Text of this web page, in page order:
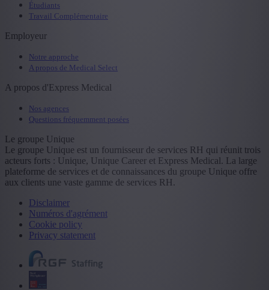
Étudiants
Travail Complémentaire
Employeur
Notre approche
A propos de Medical Select
A propos d'Express Medical
Nos agences
Questions fréquemment posées
Le groupe Unique
Le groupe Unique est un fournisseur de services RH qui réunit trois
acteurs forts : Unique, Unique Career et Express Medical. La large
plateforme de services et de connaissances du groupe Unique offre
aux clients une vaste gamme de services RH.
Disclaimer
Numéros d'agrément
Cookie policy
Privacy statement